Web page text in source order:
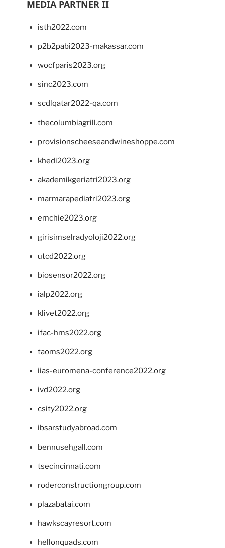
MEDIA PARTNER II
isth2022.com
p2b2pabi2023-makassar.com
wocfparis2023.org
sinc2023.com
scdlqatar2022-qa.com
thecolumbiagrill.com
provisionscheeseandwineshoppe.com
khedi2023.org
akademikgeriatri2023.org
marmarapediatri2023.org
emchie2023.org
girisimselradyoloji2022.org
utcd2022.org
biosensor2022.org
ialp2022.org
klivet2022.org
ifac-hms2022.org
taoms2022.org
iias-euromena-conference2022.org
ivd2022.org
csity2022.org
ibsarstudyabroad.com
bennusehgall.com
tsecincinnati.com
roderconstructiongroup.com
plazabatai.com
hawkscayresort.com
hellonquads.com